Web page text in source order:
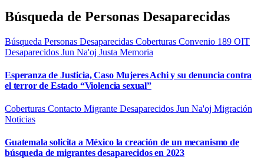
Búsqueda de Personas Desaparecidas
Búsqueda Personas Desaparecidas Coberturas Convenio 189 OIT
Desaparecidos Jun Na'oj Justa Memoria
Esperanza de Justicia, Caso Mujeres Achi y su denuncia contra
el terror de Estado “Violencia sexual”
Coberturas Contacto Migrante Desaparecidos Jun Na'oj Migración
Noticias
Guatemala solicita a México la creación de un mecanismo de
búsqueda de migrantes desaparecidos en 2023